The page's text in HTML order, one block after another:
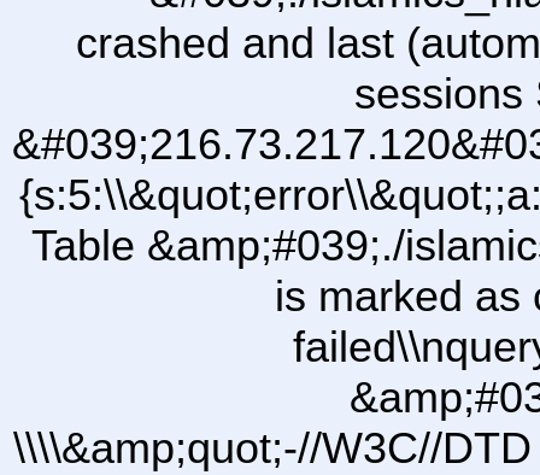
crashed and last
sessions
Table &amp;#039;./
is marked as
\\\\&amp;quot;-//W3C//